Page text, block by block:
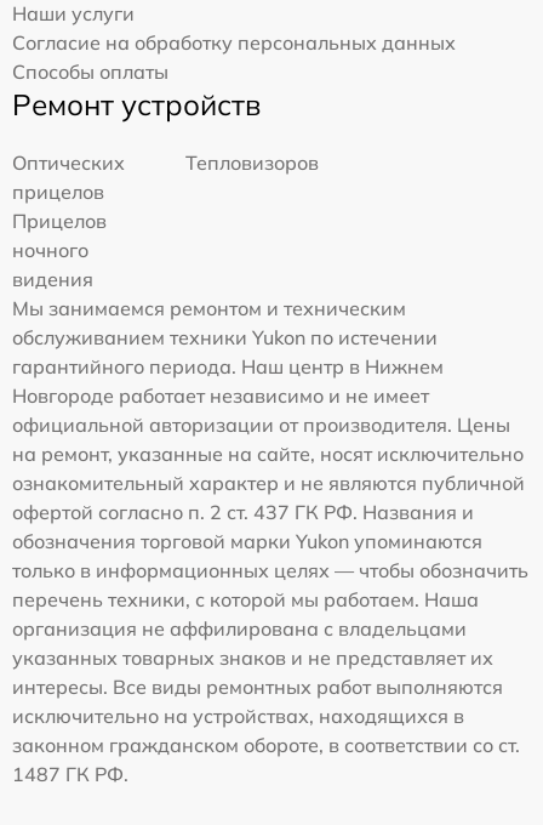
Наши услуги
Согласие на обработку персональных данных
Способы оплаты
Ремонт устройств
Оптических
прицелов
Тепловизоров
Прицелов
ночного
видения
Мы занимаемся ремонтом и техническим
обслуживанием техники Yukon по истечении
гарантийного периода. Наш центр в Нижнем
Новгороде работает независимо и не имеет
официальной авторизации от производителя. Цены
на ремонт, указанные на сайте, носят исключительно
ознакомительный характер и не являются публичной
офертой согласно п. 2 ст. 437 ГК РФ. Названия и
обозначения торговой марки Yukon упоминаются
только в информационных целях — чтобы обозначить
перечень техники, с которой мы работаем. Наша
организация не аффилирована с владельцами
указанных товарных знаков и не представляет их
интересы. Все виды ремонтных работ выполняются
исключительно на устройствах, находящихся в
законном гражданском обороте, в соответствии со ст.
1487 ГК РФ.